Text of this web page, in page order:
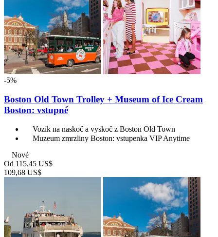
-5%
Boston Old Town Trolley + Museum of Ice Cream
Boston: vstupné
Vozík na naskoč a vyskoč z Boston Old Town
Muzeum zmrzliny Boston: vstupenka VIP Anytime
Nové
Od 115,45 US$
109,68 US$